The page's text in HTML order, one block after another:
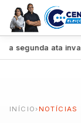
ata
INÍCIO › NOTÍCIAS